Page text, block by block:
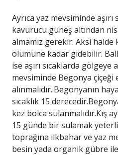
Ayrıca yaz mevsiminde aşırı
kavurucu güneş altından
almamız gerekir. Aksi
ölümüne kadar gidebilir.
ise aşırı sıcaklarda gölgeye
mevsiminde Begonya çiçeği
alınmalıdır..Begonyanın
sıcaklık 15
kez bolca sulanmalıdır.Kış
15 günde bir sulamak
toprağına ilkbahar ve yaz
besin yada organik gübre